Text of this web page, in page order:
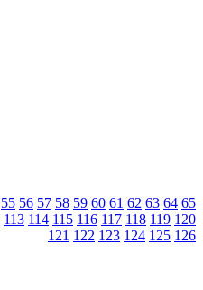
55 56 57 58 59 60 61 62 63 64 65
113 114 115 116 117 118 119 120
121 122 123 124 125 126